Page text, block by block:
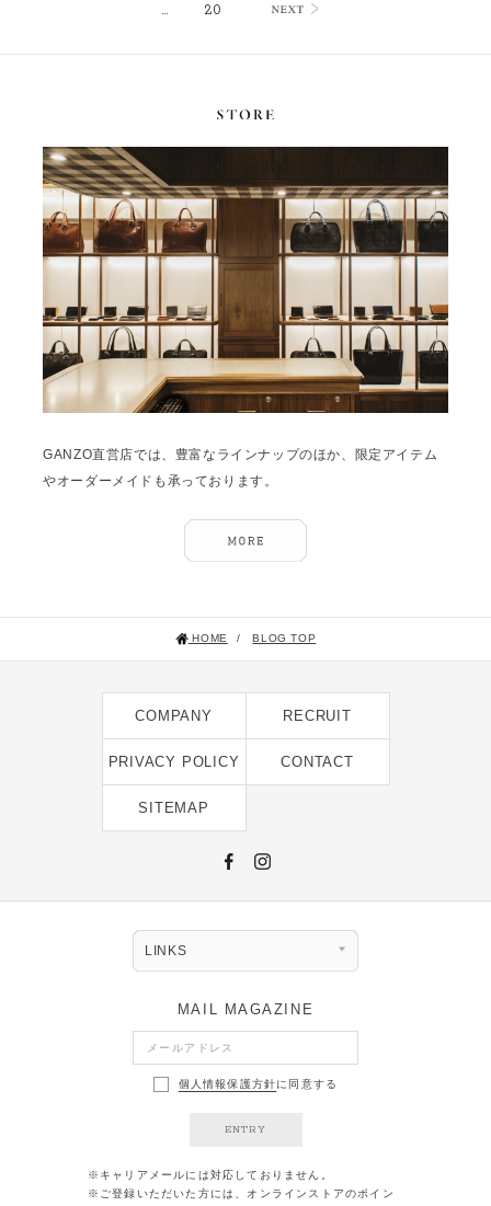
…
20
GANZO直営店では、豊富なラインナップのほか、限定アイテム
やオーダーメイドも承っております。
HOME / BLOG TOP
COMPANY RECRUIT
PRIVACY POLICY CONTACT
SITEMAP
LINKS
MAIL MAGAZINE
個人情報保護方針に同意する
ENTRY
※キャリアメールには対応しておりません。
※ご登録いただいた方には、オンラインストアのポイン